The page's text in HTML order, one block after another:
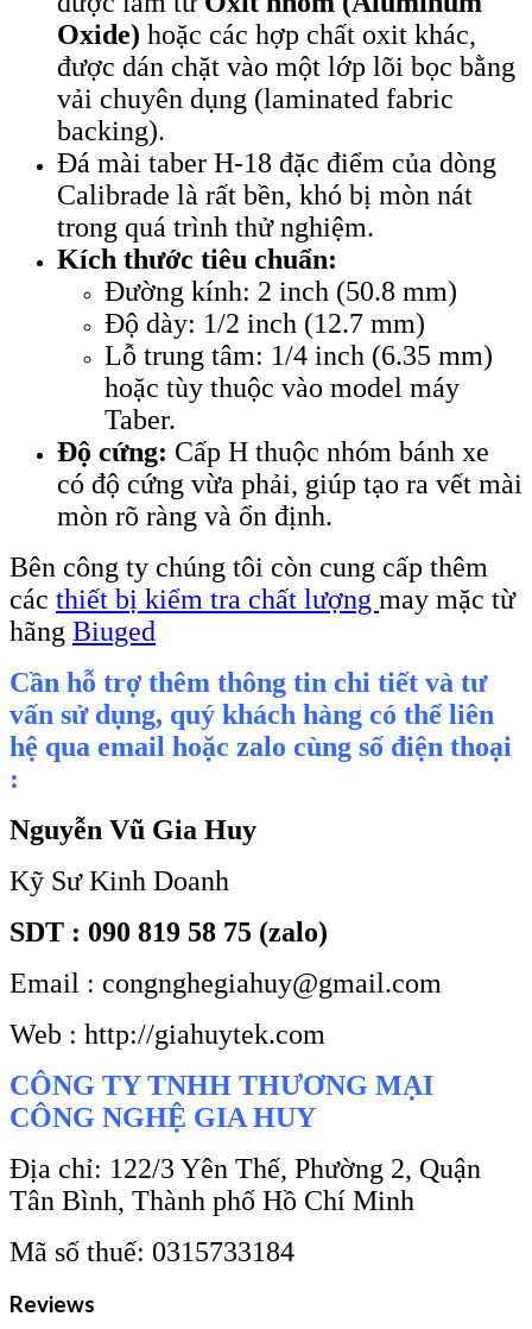
Oxide) hoặc các hợp chất oxit khác,
được dán chặt vào một lớp lõi bọc bằng
vải chuyên dụng (laminated fabric
backing).
Đá mài taber H-18 đặc điểm của dòng
Calibrade là rất bền, khó bị mòn nát
trong quá trình thử nghiệm.
Kích thước tiêu chuẩn:
Đường kính: 2 inch (50.8 mm)
Độ dày: 1/2 inch (12.7 mm)
Lỗ trung tâm: 1/4 inch (6.35 mm)
hoặc tùy thuộc vào model máy
Taber.
Độ cứng: Cấp H thuộc nhóm bánh xe
có độ cứng vừa phải, giúp tạo ra vết mài
mòn rõ ràng và ổn định.
Bên công ty chúng tôi còn cung cấp thêm
các thiết bị kiểm tra chất lượng may mặc từ
hãng Biuged
Cần hỗ trợ thêm thông tin chi tiết và tư
vấn sử dụng, quý khách hàng có thể liên
hệ qua email hoặc zalo cùng số điện thoại
:
Nguyễn Vũ Gia Huy
Kỹ Sư Kinh Doanh
SDT : 090 819 58 75 (zalo)
Email : congnghegiahuy@gmail.com
Web : http://giahuytek.com
CÔNG TY TNHH THƯƠNG MẠI
CÔNG NGHỆ GIA HUY
Địa chỉ: 122/3 Yên Thế, Phường 2, Quận
Tân Bình, Thành phố Hồ Chí Minh
Mã số thuế: 0315733184
Reviews